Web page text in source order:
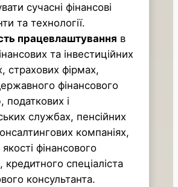
сучасні фінансові
та технології.
працевлаштування в
та інвестиційних
страхових фірмах,
фінансового
податкових і
службах, пенсійних
компаніях,
фінансового
кредитного спеціаліста
консультанта.